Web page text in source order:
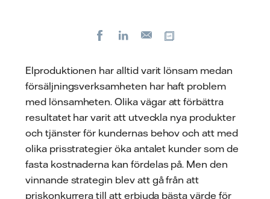
FacebookLinkedIn
E-
Elproduktionen har alltid varit lönsam medan
försäljningsverksamheten har haft problem
med lönsamheten. Olika vägar att förbättra
resultatet har varit att utveckla nya produkter
och tjänster för kundernas behov och att med
olika prisstrategier öka antalet kunder som de
fasta kostnaderna kan fördelas på. Men den
vinnande strategin blev att gå från att
priskonkurrera till att erbjuda bästa värde för